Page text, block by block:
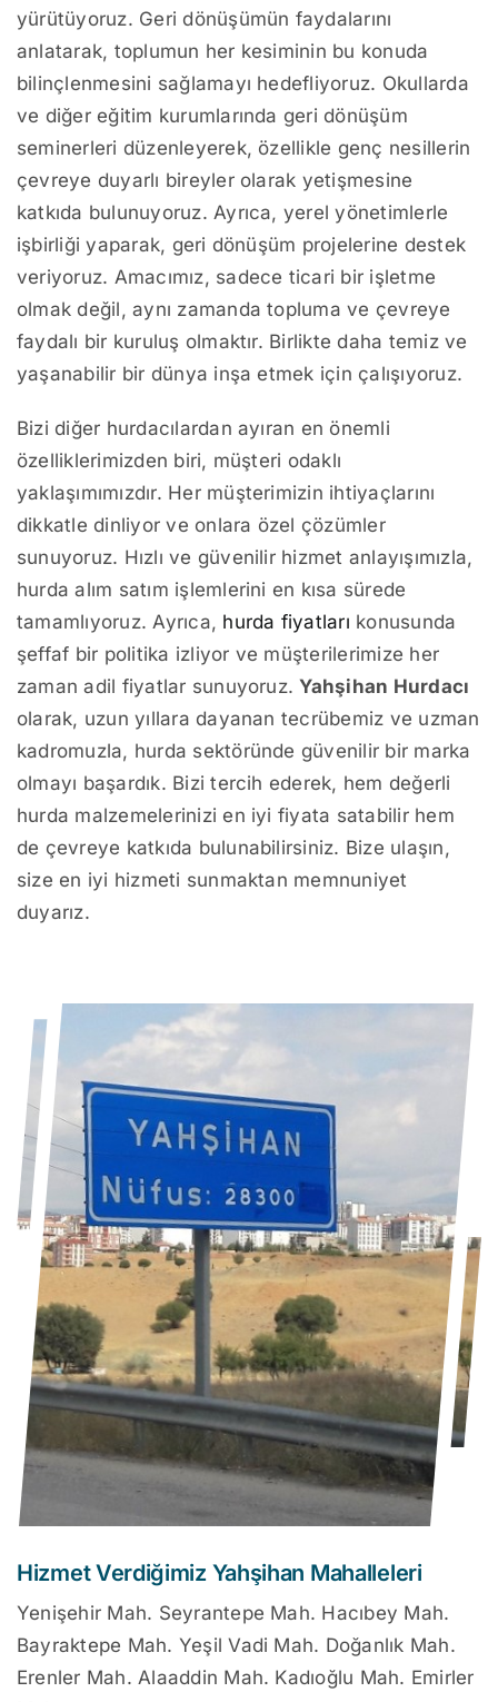
yürütüyoruz. Geri dönüşümün faydalarını
anlatarak, toplumun her kesiminin bu konuda
bilinçlenmesini sağlamayı hedefliyoruz. Okullarda
ve diğer eğitim kurumlarında geri dönüşüm
seminerleri düzenleyerek, özellikle genç nesillerin
çevreye duyarlı bireyler olarak yetişmesine
katkıda bulunuyoruz. Ayrıca, yerel yönetimlerle
işbirliği yaparak, geri dönüşüm projelerine destek
veriyoruz. Amacımız, sadece ticari bir işletme
olmak değil, aynı zamanda topluma ve çevreye
faydalı bir kuruluş olmaktır. Birlikte daha temiz ve
yaşanabilir bir dünya inşa etmek için çalışıyoruz.
Bizi diğer hurdacılardan ayıran en önemli
özelliklerimizden biri, müşteri odaklı
yaklaşımımızdır. Her müşterimizin ihtiyaçlarını
dikkatle dinliyor ve onlara özel çözümler
sunuyoruz. Hızlı ve güvenilir hizmet anlayışımızla,
hurda alım satım işlemlerini en kısa sürede
tamamlıyoruz. Ayrıca, hurda fiyatları konusunda
şeffaf bir politika izliyor ve müşterilerimize her
zaman adil fiyatlar sunuyoruz.Yahşihan Hurdacı
olarak, uzun yıllara dayanan tecrübemiz ve uzman
kadromuzla, hurda sektöründe güvenilir bir marka
olmayı başardık. Bizi tercih ederek, hem değerli
hurda malzemelerinizi en iyi fiyata satabilir hem
de çevreye katkıda bulunabilirsiniz. Bize ulaşın,
size en iyi hizmeti sunmaktan memnuniyet
duyarız.
Hizmet Verdiğimiz Yahşihan Mahalleleri
Yenişehir Mah. Seyrantepe Mah. Hacıbey Mah.
Bayraktepe Mah. Yeşil Vadi Mah. Doğanlık Mah.
Erenler Mah. Alaaddin Mah. Kadıoğlu Mah. Emirler